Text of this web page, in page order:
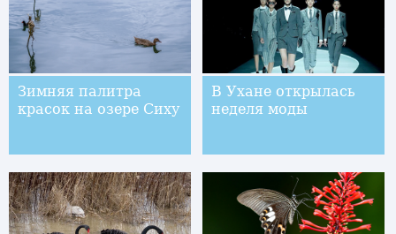
Зимняя палитра
красок на озере Сиху
В Ухане открылась
неделя моды